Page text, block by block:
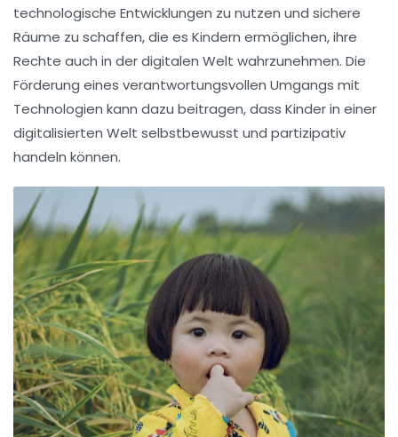
technologische Entwicklungen zu nutzen und sichere
Räume zu schaffen, die es Kindern ermöglichen, ihre
Rechte auch in der digitalen Welt wahrzunehmen. Die
Förderung eines verantwortungsvollen Umgangs mit
Technologien kann dazu beitragen, dass Kinder in einer
digitalisierten Welt selbstbewusst und partizipativ
handeln können.